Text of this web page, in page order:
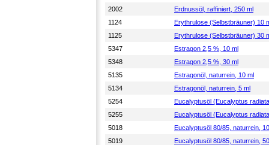
2002
Erdnussöl, raffiniert, 250 ml
1124
Erythrulose (Selbstbräuner) 10
1125
Erythrulose (Selbstbräuner) 30
5347
Estragon 2,5 %, 10 ml
5348
Estragon 2,5 %, 30 ml
5135
Estragonöl, naturrein, 10 ml
5134
Estragonöl, naturrein, 5 ml
5254
Eucalyptusöl (Eucalyptus
5255
Eucalyptusöl (Eucalyptus
5018
Eucalyptusöl 80/85, naturrein,
5019
Eucalyptusöl 80/85, naturrein,